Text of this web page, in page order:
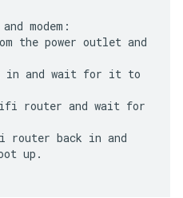
modem:
the power outlet and
in and wait for it to
router and wait for
router back in and
up.